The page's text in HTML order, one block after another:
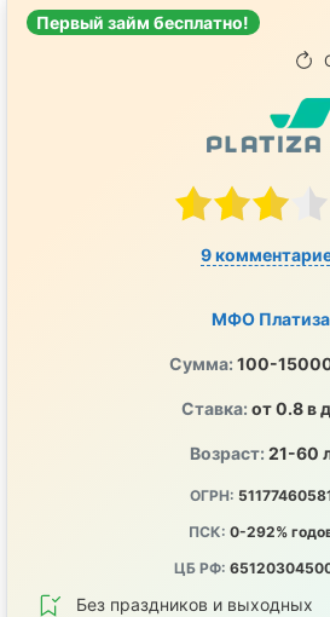
Первый займ бесплатно!
9
МФО Платиза
Сумма: 100-
Ставка: от 0.8 в
Возраст: 21-60
ОГРН:
ПСК: 0-292%
ЦБ РФ:
Без праздников и выходных